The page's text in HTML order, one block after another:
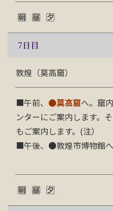
7日目
敦煌（莫高窟）
■午前、 ●莫高窟へ。窟
ンターにご案内します。
もご案内します。(注）
■午後、●敦煌市博物館へ